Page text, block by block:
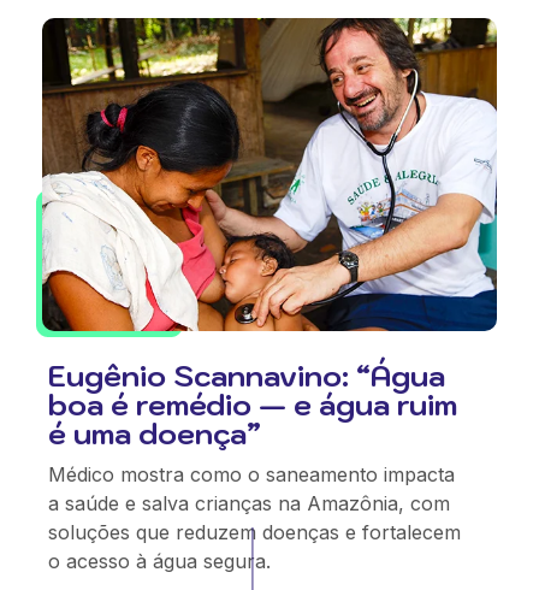
Eugênio Scannavino: “Água
boa é remédio — e água ruim
é uma doença”
Médico mostra como o saneamento impacta
a saúde e salva crianças na Amazônia, com
soluções que reduzem doenças e fortalecem
o acesso à água segura.